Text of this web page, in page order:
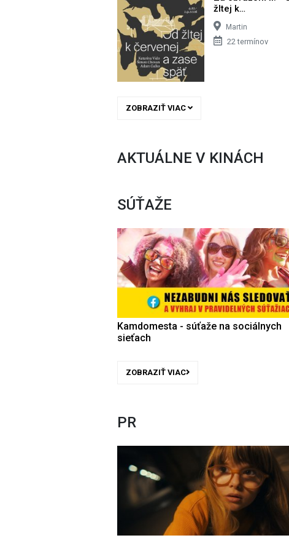
žltej k…
Martin
22 termínov
ZOBRAZIŤ VIAC
AKTUÁLNE V KINÁCH
SÚŤAŽE
Kamdomesta - súťaže na sociálnych
sieťach
ZOBRAZIŤ VIAC
PR